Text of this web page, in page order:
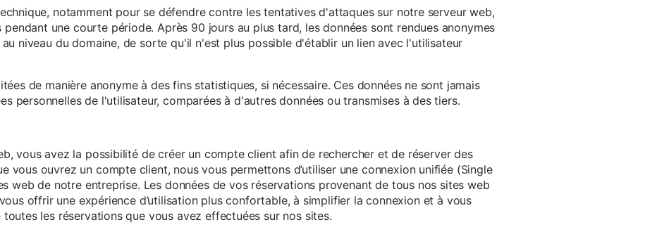
notamment pour se défendre contre les tentatives d'attaques sur notre serveur web,
pendant une courte période. Après 90 jours au plus tard, les données sont rendues anonymes
niveau du domaine, de sorte qu'il n'est plus possible d'établir un lien avec l'utilisateur
de manière anonyme à des fins statistiques, si nécessaire. Ces données ne sont jamais
personnelles de l'utilisateur, comparées à d'autres données ou transmises à des tiers.
vous avez la possibilité de créer un compte client afin de rechercher et de réserver des
vous ouvrez un compte client, nous vous permettons d’utiliser une connexion unifiée (Single
web de notre entreprise. Les données de vos réservations provenant de tous nos sites web
offrir une expérience d’utilisation plus confortable, à simplifier la connexion et à vous
toutes les réservations que vous avez effectuées sur nos sites.